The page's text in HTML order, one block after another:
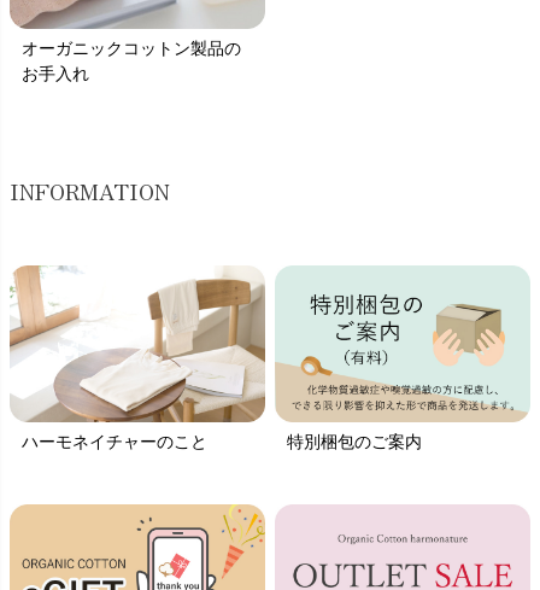
オーガニックコットン製品の
お手入れ
INFORMATION
ハーモネイチャーのこと 特別梱包のご案内